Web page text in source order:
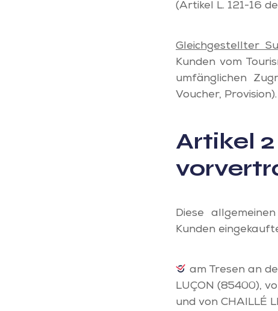
(Artikel L. 121-16
Gleichgestellter
Kunden vom
umfänglichen
Voucher, Provision).
Artikel
Diese
Kunden
am Tresen an
LUÇON (85400),
und von CHAILLÉ